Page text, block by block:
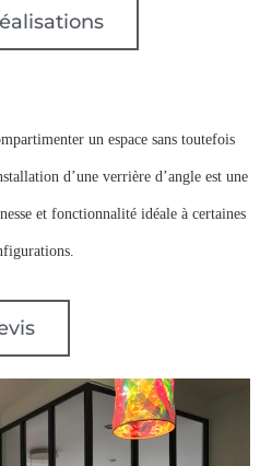
un espace sans toutefois
d’une verrière d’angle est une
et fonctionnalité idéale à certaines